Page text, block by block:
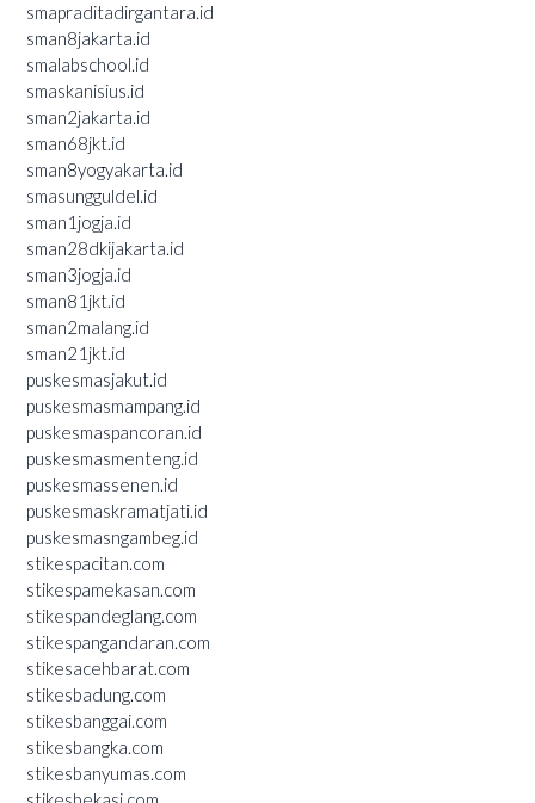
smapraditadirgantara.id
sman8jakarta.id
smalabschool.id
smaskanisius.id
sman2jakarta.id
sman68jkt.id
sman8yogyakarta.id
smasungguldel.id
sman1jogja.id
sman28dkijakarta.id
sman3jogja.id
sman81jkt.id
sman2malang.id
sman21jkt.id
puskesmasjakut.id
puskesmasmampang.id
puskesmaspancoran.id
puskesmasmenteng.id
puskesmassenen.id
puskesmaskramatjati.id
puskesmasngambeg.id
stikespacitan.com
stikespamekasan.com
stikespandeglang.com
stikespangandaran.com
stikesacehbarat.com
stikesbadung.com
stikesbanggai.com
stikesbangka.com
stikesbanyumas.com